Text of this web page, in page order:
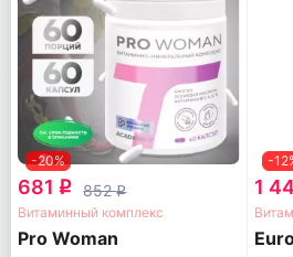
-20%
681 q 852q
Витаминный комплекс
Pro Woman
-
1